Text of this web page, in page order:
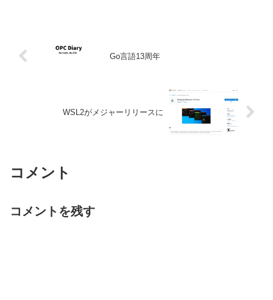
Go言語13周年
WSL2がメジャーリリースに
コメント
コメントを残す